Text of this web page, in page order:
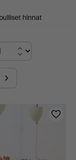
hinnat